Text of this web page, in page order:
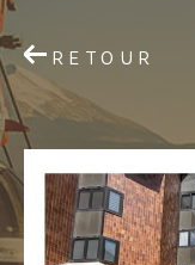
RETOUR
Type d'offre
Type de bien
Sélectionner